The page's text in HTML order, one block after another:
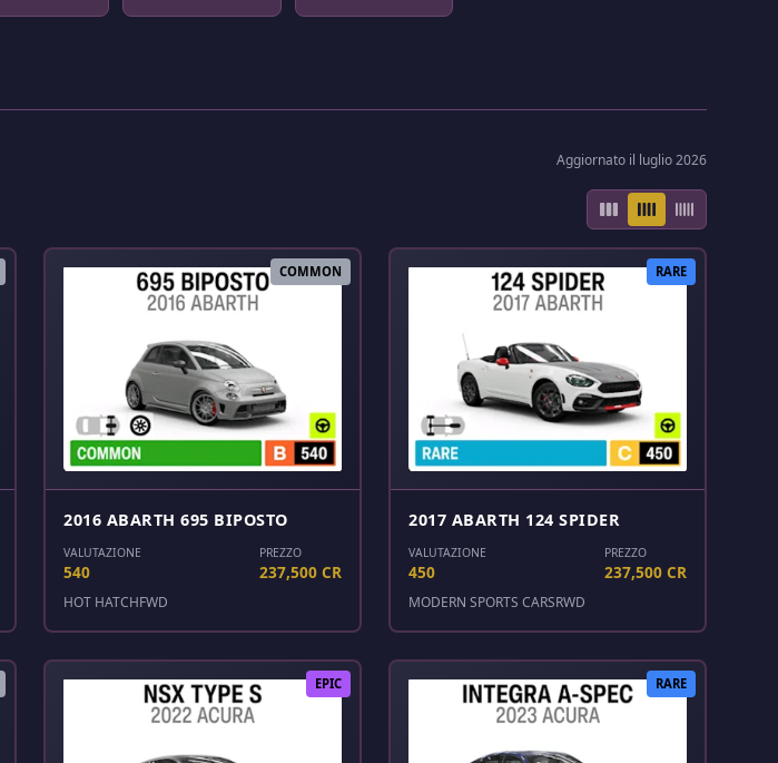
Aggiornato il luglio 2026
COMMON
2016 ABARTH 695 BIPOSTO
VALUTAZIONE
540
PREZZO
237,500 CR
HOT HATCHFWD
RARE
2017 ABARTH 124 SPIDER
VALUTAZIONE
450
PREZZO
237,500 CR
MODERN SPORTS CARSRWD
EPIC RARE